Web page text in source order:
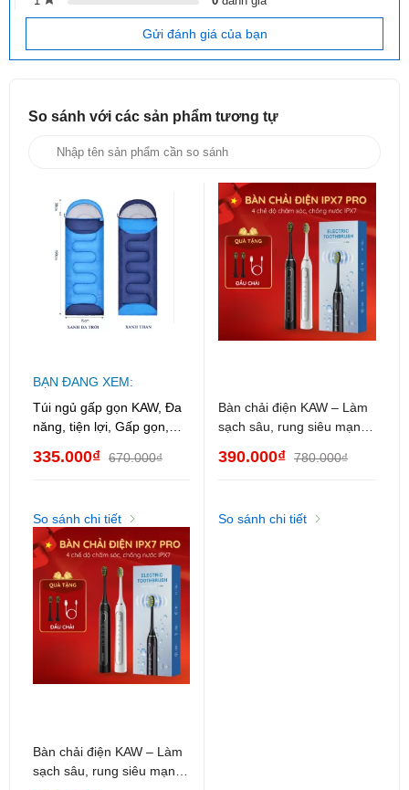
thoáng mát và ấm áp.
mỏng vào mùa hè.
Dễ dàng vệ sinh:Vỏ ngoài của túi ngủ có thể tháo rời
Những ưu điểm của túi ngủ KAW:
Gọn nhẹ:Dễ dàng mang theo trong các chuyến đi.
Đa năng:Sử dụng được trong nhiều mùa và nhiều
hoàn cảnh khác nhau.
Bền bỉ: Chất liệu tốt giúp túi ngủ có tuổi thọ cao.
ngủ KAW có giá cả khá phải chăng.
Một số hình ảnh về túi ngủ KAW:
Gửi đánh giá của bạn
So sánh với các sản phẩm tương tự
BẠN ĐANG XEM:
Túi ngủ gấp gọn KAW, Đa
năng, tiện lợi, Gấp gọn,
335.000₫ 670.000₫
So sánh chi tiết
Bàn chải điện KAW – Làm
sạch sâu, rung siêu mạnh,
390.000₫ 780.000₫
So sánh chi tiết
Bàn chải điện KAW – Làm
sạch sâu, rung siêu mạnh,